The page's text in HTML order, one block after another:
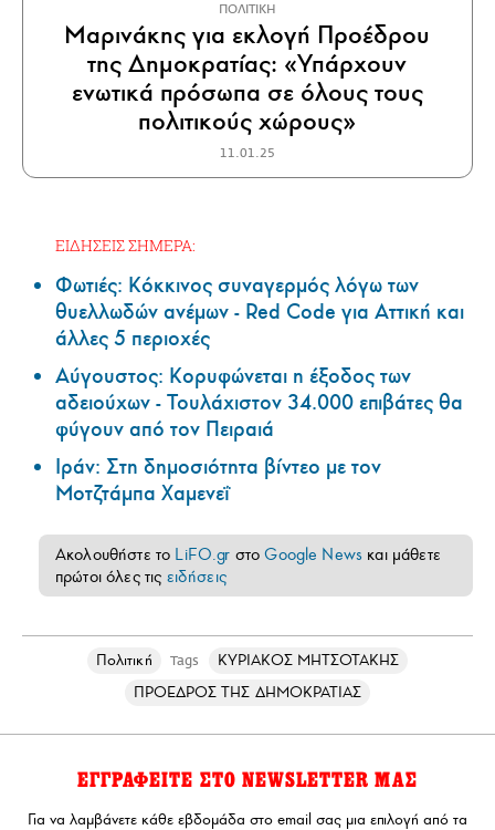
ΠΟΛΙΤΙΚΗ
Μαρινάκης για εκλογή Προέδρου
της Δημοκρατίας: «Υπάρχουν
ενωτικά πρόσωπα σε όλους τους
πολιτικούς χώρους»
11.01.25
ΕΙΔΗΣΕΙΣ ΣΗΜΕΡΑ:
Φωτιές: Κόκκινος συναγερμός λόγω των
θυελλωδών ανέμων - Red Code για Αττική και
άλλες 5 περιοχές
Αύγουστος: Κορυφώνεται η έξοδος των
αδειούχων - Τουλάχιστον 34.000 επιβάτες θα
φύγουν από τον Πειραιά
Ιράν: Στη δημοσιότητα βίντεο με τον
Μοτζτάμπα Χαμενεΐ
Ακολουθήστε το LiFO.gr στοGoogle News και μάθετε
πρώτοι όλες τις ειδήσεις
Πολιτική Tags
ΚΥΡΙΑΚΟΣ ΜΗΤΣΟΤΑΚΗΣ
ΠΡΟΕΔΡΟΣ ΤΗΣ ΔΗΜΟΚΡΑΤΙΑΣ
ΕΓΓΡΑΦΕΙΤΕ ΣΤΟ NEWSLETTER ΜΑΣ
Για να λαμβάνετε κάθε εβδομάδα στο email σας μια επιλογή από τα